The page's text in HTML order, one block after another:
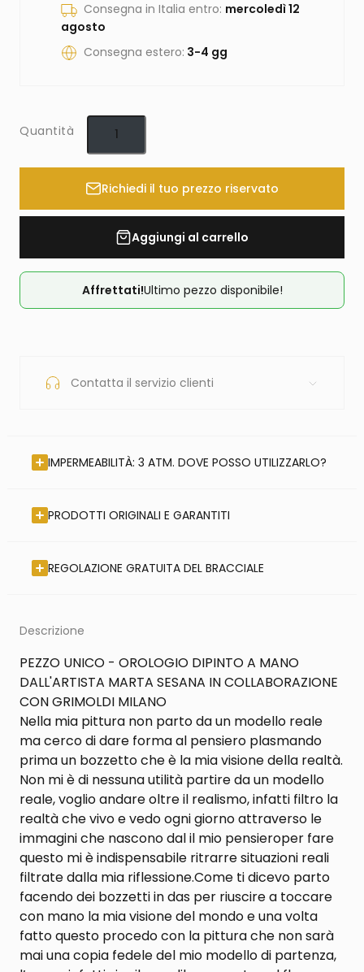
Consegna in Italia entro: mercoledì 12
agosto
Consegna estero: 3-4 gg
Quantità
Richiedi il tuo prezzo riservato
Aggiungi al carrello
Affrettati!Ultimo pezzo disponibile!
Contatta il servizio clienti
IMPERMEABILITÀ: 3 ATM. DOVE POSSO UTILIZZARLO?
PRODOTTI ORIGINALI E GARANTITI
REGOLAZIONE GRATUITA DEL BRACCIALE
Descrizione
PEZZO UNICO - OROLOGIO DIPINTO A MANO
DALL'ARTISTA MARTA SESANA IN COLLABORAZIONE
CON GRIMOLDI MILANO
Nella mia pittura non parto da un modello reale
ma cerco di dare forma al pensiero plasmando
prima un bozzetto che è la mia visione della realtà.
Non mi è di nessuna utilità partire da un modello
reale, voglio andare oltre il realismo, infatti filtro la
realtà che vivo e vedo ogni giorno attraverso le
immagini che nascono dal il mio pensieroper fare
questo mi è indispensabile ritrarre situazioni reali
filtrate dalla mia riflessione.Come ti dicevo parto
facendo dei bozzetti in das per riuscire a toccare
con mano la mia visione del mondo e una volta
fatto questo procedo con la pittura che non sarà
mai una copia fedele del mio modello di partenza,